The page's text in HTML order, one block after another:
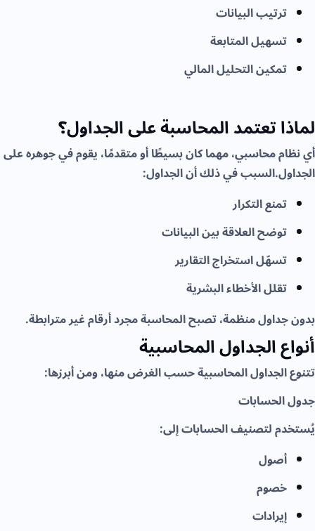
ترتيب البيانات
تسهيل المتابعة
تمكين التحليل المالي
لماذا تعتمد المحاسبة على الجداول؟
أي نظام محاسبي، مهما كان بسيطًا أو متقدمًا، يقوم في جوهره على
الجداول.السبب في ذلك أن الجداول:
تمنع التكرار
توضح العلاقة بين البيانات
تسهّل استخراج التقارير
تقلل الأخطاء البشرية
بدون جداول منظمة، تصبح المحاسبة مجرد أرقام غير مترابطة.
أنواع الجداول المحاسبية
تتنوع الجداول المحاسبية حسب الغرض منها، ومن أبرزها:
جدول الحسابات
يُستخدم لتصنيف الحسابات إلى:
أصول
خصوم
إيرادات